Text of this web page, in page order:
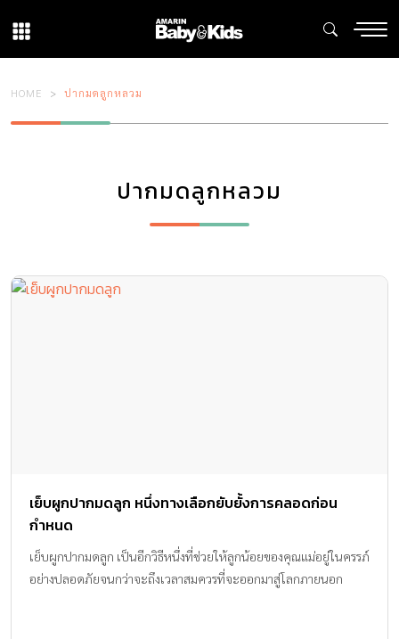
HOME ปากมดลูกหลวม
ปากมดลูกหลวม
เย็บผูกปากมดลูก หนึ่งทางเลือกยับยั้งการคลอดก่อน
กำหนด
เย็บผูกปากมดลูก เป็นอีกวิธีหนึ่งที่ช่วยให้ลูกน้อยของคุณแม่อยู่ในครรภ์
อย่างปลอดภัยจนกว่าจะถึงเวลาสมควรที่จะออกมาสู่โลกภายนอก